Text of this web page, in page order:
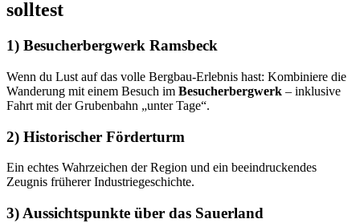
solltest
1) Besucherbergwerk Ramsbeck
Wenn du Lust auf das volle Bergbau-Erlebnis hast: Kombiniere die
Wanderung mit einem Besuch im Besucherbergwerk – inklusive
Fahrt mit der Grubenbahn „unter Tage“.
2) Historischer Förderturm
Ein echtes Wahrzeichen der Region und ein beeindruckendes
Zeugnis früherer Industriegeschichte.
3) Aussichtspunkte über das Sauerland